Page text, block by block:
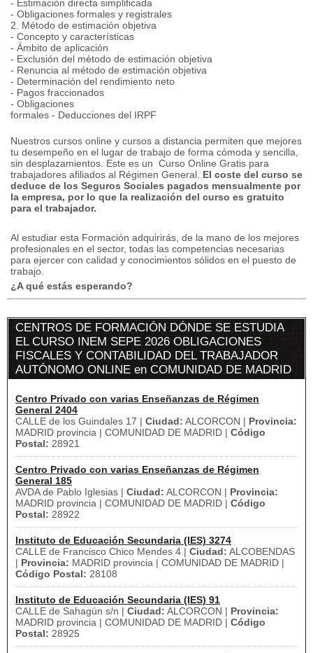
- Estimación directa simplificada
- Obligaciones formales y registrales
2. Método de estimación objetiva
- Concepto y características
- Ámbito de aplicación
- Exclusión del método de estimación objetiva
- Renuncia al método de estimación objetiva
- Determinación del rendimiento neto
- Pagos fraccionados
- Obligaciones
formales - Deducciones del IRPF
Nuestros cursos online y cursos a distancia permiten que mejores
tu desempeño en el lugar de trabajo de forma cómoda y sencilla,
sin desplazamientos. Este es un Curso Online Gratis para
trabajadores afiliados al Régimen General. El coste del curso se
deduce de los Seguros Sociales pagados mensualmente por
la empresa, por lo que la realización del curso es gratuito
para el trabajador.
Al estudiar esta Formación adquirirás, de la mano de los mejores
profesionales en el sector, todas las competencias necesarias
para ejercer con calidad y conocimientos sólidos en el puesto de
trabajo.
¿A qué estás esperando?
CENTROS DE FORMACIÓN DÓNDE SE ESTUDIA
EL CURSO INEM SEPE 2026 OBLIGACIONES
FISCALES Y CONTABILIDAD DEL TRABAJADOR
AUTÓNOMO ONLINE en COMUNIDAD DE MADRID
Centro Privado con varias Enseñanzas de Régimen
General 2404
CALLE de los Guindales 17 | Ciudad: ALCORCON | Provincia:
MADRID provincia | COMUNIDAD DE MADRID | Código
Postal: 28921
Centro Privado con varias Enseñanzas de Régimen
General 185
AVDA de Pablo Iglesias | Ciudad: ALCORCON | Provincia:
MADRID provincia | COMUNIDAD DE MADRID | Código
Postal: 28922
Instituto de Educación Secundaria (IES) 3274
CALLE de Francisco Chico Mendes 4 | Ciudad: ALCOBENDAS
| Provincia: MADRID provincia | COMUNIDAD DE MADRID |
Código Postal: 28108
Instituto de Educación Secundaria (IES) 91
CALLE de Sahagún s/n | Ciudad: ALCORCON | Provincia:
MADRID provincia | COMUNIDAD DE MADRID | Código
Postal: 28925